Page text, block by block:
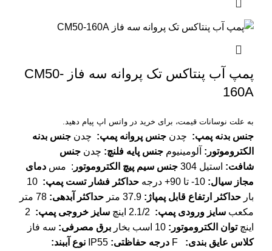
پمپ آب پنتاکس تک پروانه سه فاز CM50-
160A
به علت نوسانات قیمت، برای خرید در واتس اپ پیام دهید.
جنس بدنه پمپ: چدن جنس پروانه پمپ: چدن جنس بدنه
الکتروموتور : آلومینیوم جنس پایه فلنچ: چدن جنس
شافت: استیل 304 جنس سیم پیچ الکتروموتور : مس دمای
مجاز سیال: حداکثر فشار تست پمپ:
10
بار حداکثر ارتفاع قابل پمپاژ : حداکثر آبدهی:
78 متر
مکعب سایز ورودی پمپ: سایز خروجی پمپ:
2
اینچتوان الکتروموتور : برق مصرفی: سه فاز
کلاس عایق بندی: درجه حفاظتی: نوع آببند: